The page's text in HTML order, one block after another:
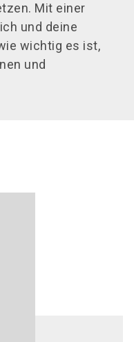
Mit einer
und deine
wichtig es ist,
und